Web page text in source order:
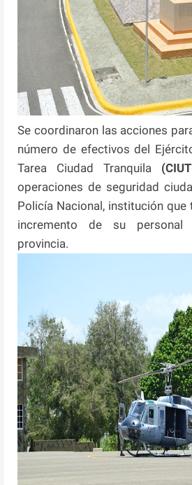
Se coordinaron las acciones
número de efectivos del
Tarea Ciudad Tranquila
operaciones de seguridad
Policía Nacional, institución
incremento de su
provincia.